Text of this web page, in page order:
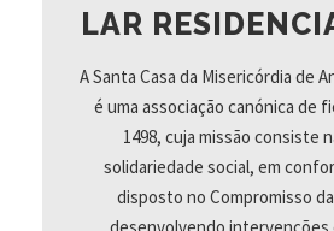
LAR
A Santa Casa da Misericórdia de
é uma associação canónica de
1498, cuja missão consiste
solidariedade social, em
disposto no Compromisso